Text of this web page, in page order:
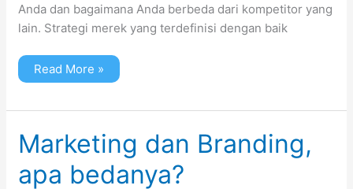
Anda dan bagaimana Anda berbeda dari kompetitor yang
lain. Strategi merek yang terdefinisi dengan baik
Read More »
Marketing dan Branding,
apa bedanya?
Marketing
dan
Branding,
apa
bedanya?